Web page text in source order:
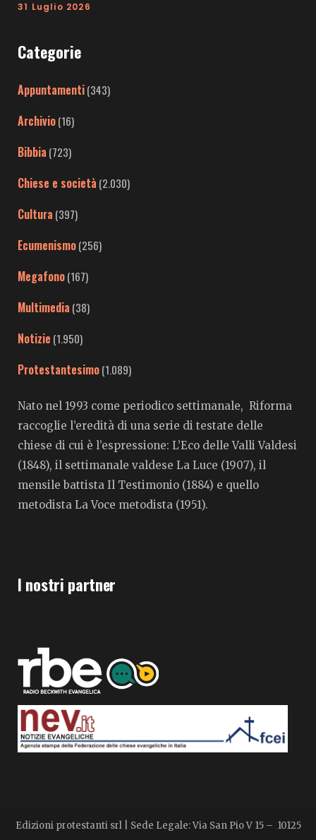
31 Luglio 2026
Categorie
Appuntamenti(343)
Archivio(16)
Bibbia (723)
Chiese e società (2.030)
Cultura (397)
Ecumenismo(256)
Megafono(167)
Multimedia (38)
Notizie (1.950)
Protestantesimo(1.089)
Nato nel 1993 come periodico settimanale, Riforma
raccoglie l’eredità di una serie di testate delle
chiese di cui è l’espressione: L’Eco delle Valli Valdesi
(1848), il settimanale valdese La Luce (1907), il
mensile battista Il Testimonio (1884) e quello
metodista La Voce metodista (1951).
I nostri partner
Edizioni protestanti srl | Sede Legale: Via San Pio V 15 – 10125